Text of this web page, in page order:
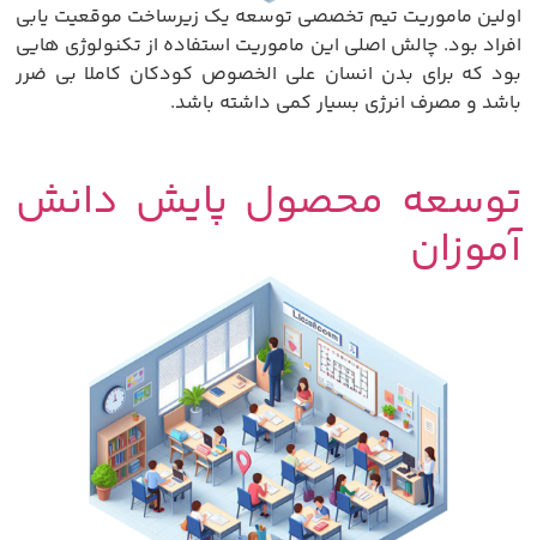
اولین ماموریت تیم تخصصی توسعه یک زیرساخت موقعیت یابی
افراد بود. چالش اصلی این ماموریت استفاده از تکنولوژی هایی
بود که برای بدن انسان علی الخصوص کودکان کاملا بی ضرر
باشد و مصرف انرژی بسیار کمی داشته باشد.
توسعه محصول پایش دانش
آموزان